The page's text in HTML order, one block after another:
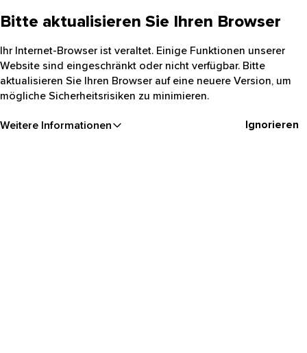
Bitte aktualisieren Sie Ihren Browser
Ihr Internet-Browser ist veraltet. Einige Funktionen unserer
Website sind eingeschränkt oder nicht verfügbar. Bitte
aktualisieren Sie Ihren Browser auf eine neuere Version, um
mögliche Sicherheitsrisiken zu minimieren.
Weitere Informationen Ignorieren